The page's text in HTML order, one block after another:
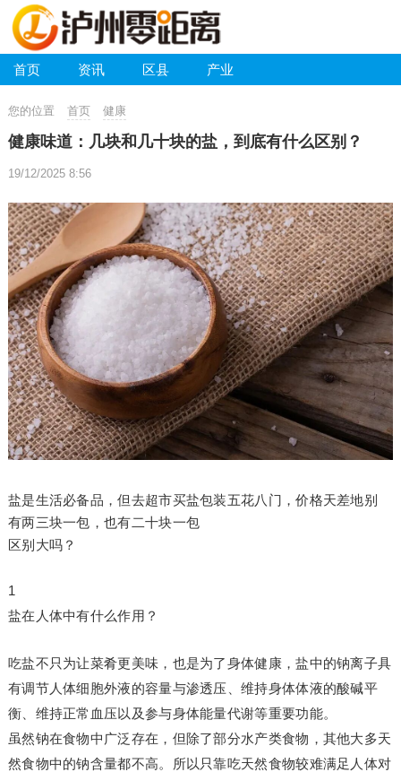
首页 资讯 区县 产业
您的位置 首页 健康
健康味道：几块和几十块的盐，到底有什么区别？
19/12/2025 8:56
盐是生活必备品，但去超市买盐包装五花八门，价格天差地别
有两三块一包，也有二十块一包
区别大吗？
1
盐在人体中有什么作用？
吃盐不只为让菜肴更美味，也是为了身体健康，盐中的钠离子具
有调节人体细胞外液的容量与渗透压、维持身体体液的酸碱平
衡、维持正常血压以及参与身体能量代谢等重要功能。
虽然钠在食物中广泛存在，但除了部分水产类食物，其他大多天
然食物中的钠含量都不高。所以只靠吃天然食物较难满足人体对